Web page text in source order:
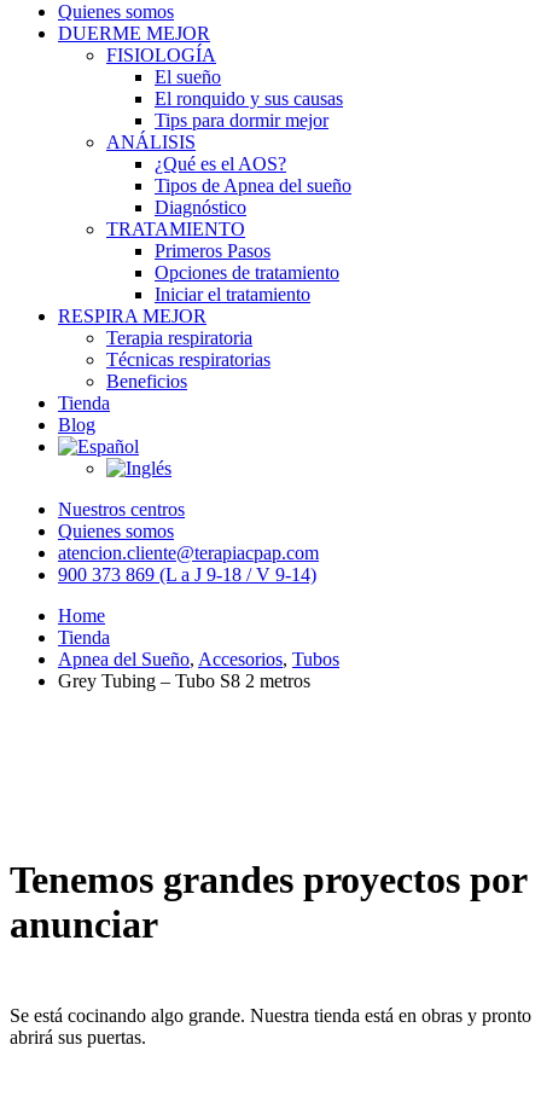
Quienes somos
DUERME MEJOR
FISIOLOGÍA
El sueño
El ronquido y sus causas
Tips para dormir mejor
ANÁLISIS
¿Qué es el AOS?
Tipos de Apnea del sueño
Diagnóstico
TRATAMIENTO
Primeros Pasos
Opciones de tratamiento
Iniciar el tratamiento
RESPIRA MEJOR
Terapia respiratoria
Técnicas respiratorias
Beneficios
Tienda
Blog
Nuestros centros
Quienes somos
atencion.cliente@terapiacpap.com
900 373 869 (L a J 9-18 / V 9-14)
Home
Tienda
Apnea del Sueño, Accesorios, Tubos
Grey Tubing – Tubo S8 2 metros
Tenemos grandes proyectos por
anunciar
Se está cocinando algo grande. Nuestra tienda está en obras y pronto
abrirá sus puertas.